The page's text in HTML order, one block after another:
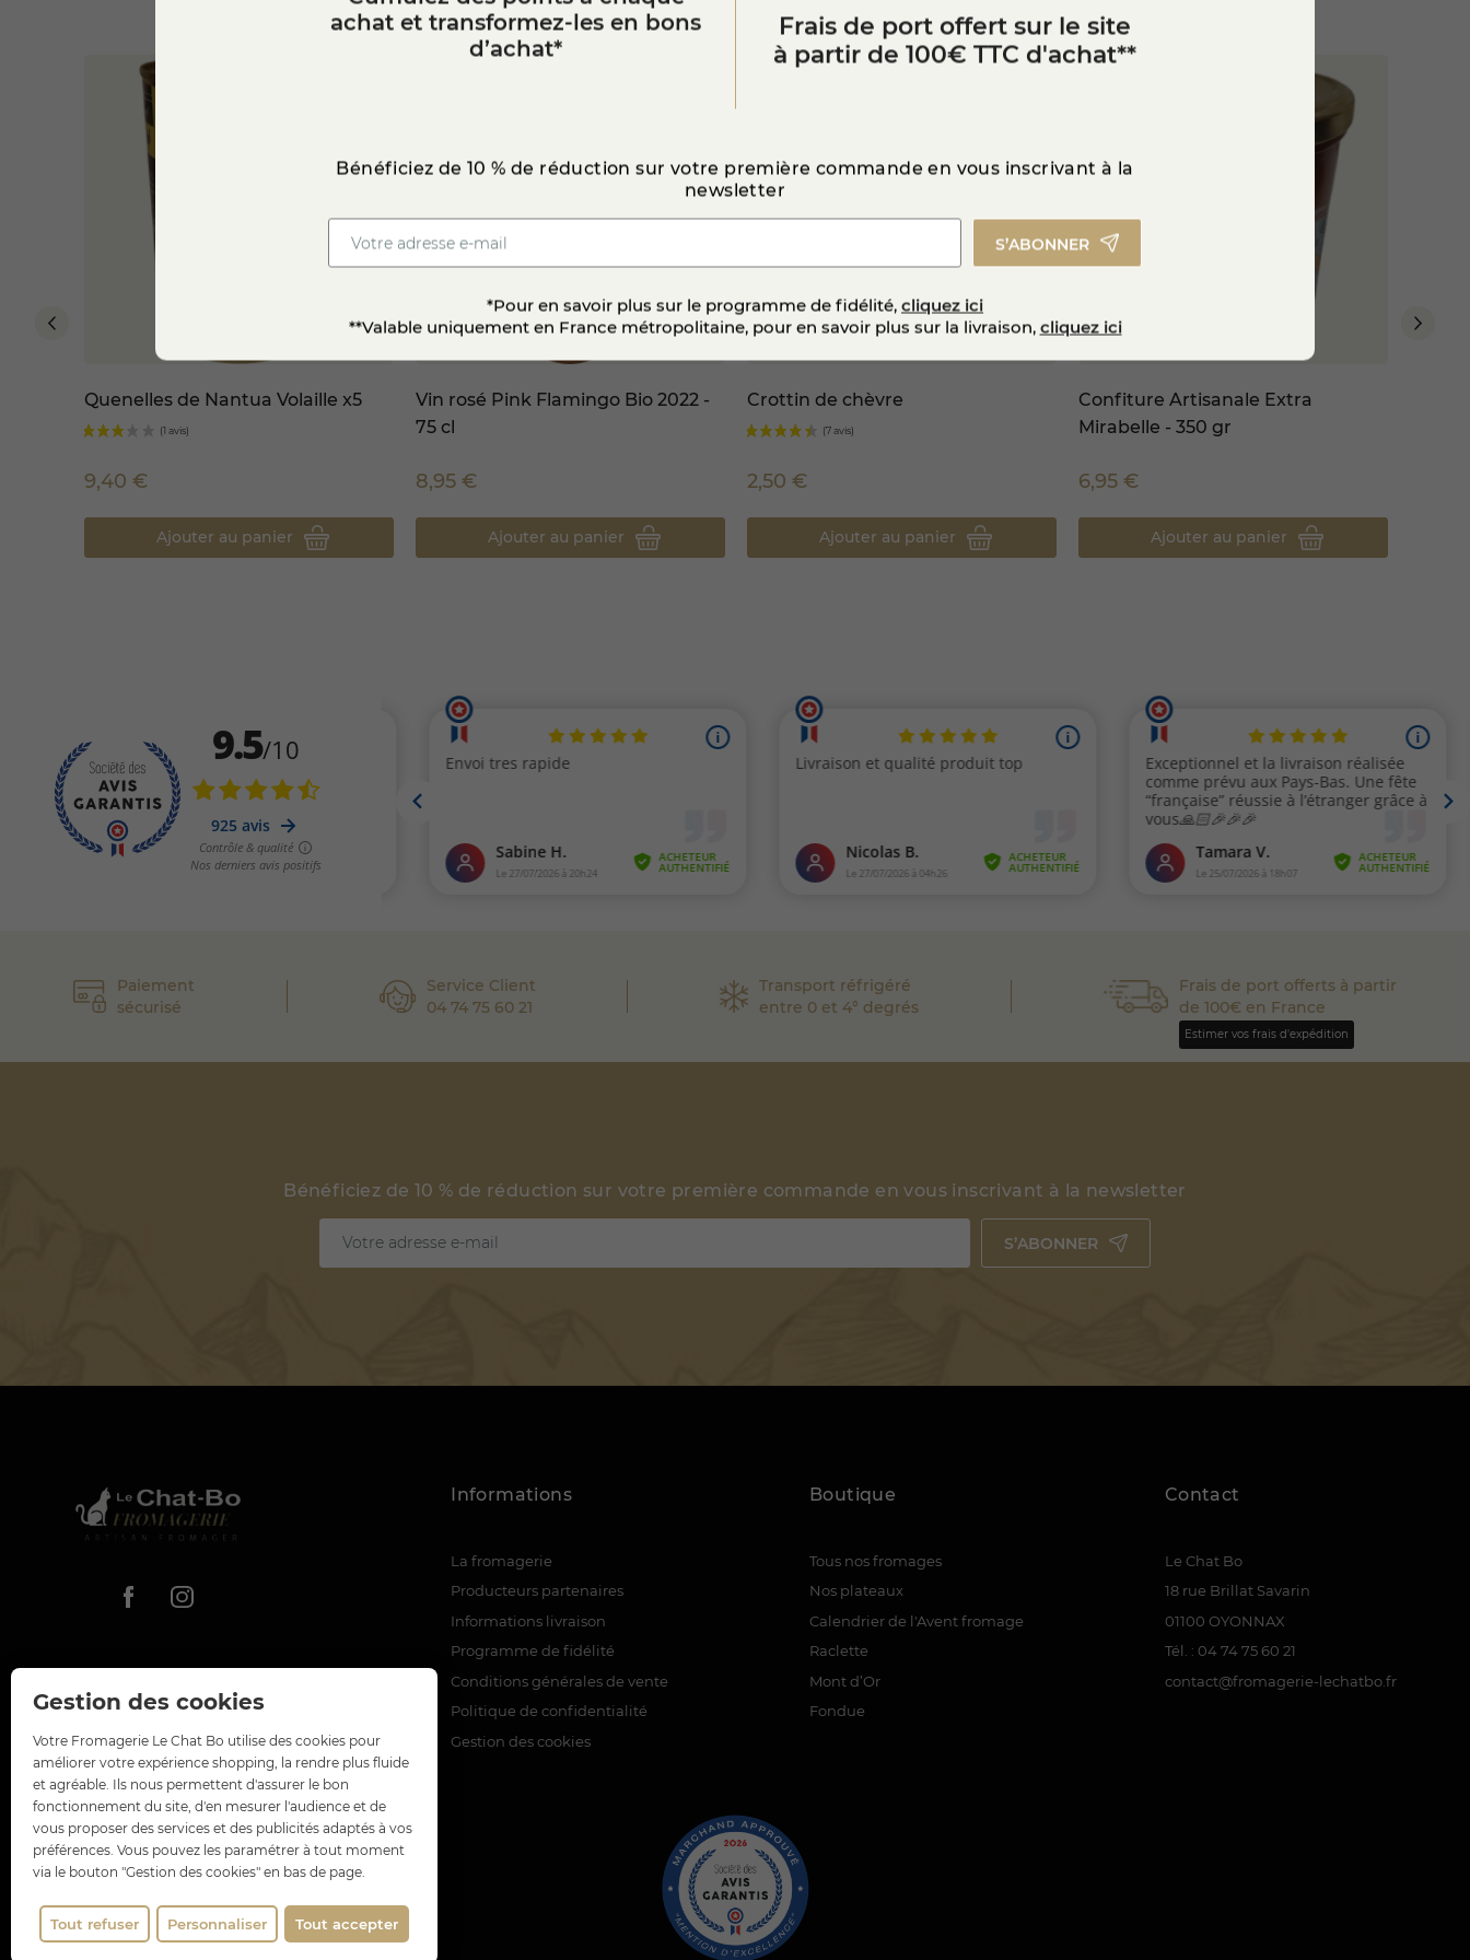
Gestion des cookies
Votre Fromagerie Le Chat Bo utilise des cookies pour
améliorer votre expérience shopping, la rendre plus fluide
et agréable. Ils nous permettent d'assurer le bon
fonctionnement du site, d'en mesurer l'audience et de
vous proposer des services et des publicités adaptés à vos
préférences. Vous pouvez les paramétrer à tout moment
via le bouton "Gestion des cookies" en bas de page.
Tout accepter
Tout refuser Personnaliser
Quenelles de Nantua Volaille x5
9,40 €
Ajouter au panier
Vin rosé Pink Flamingo Bio 2022 -
75 cl
8,95 €
Ajouter au panier
Crottin de chèvre
2,50 €
Ajouter au panier
Confiture Artisanale Extra
Mirabelle - 350 gr
6,95 €
Ajouter au panier
Paiement
sécurisé
Service Client
04 74 75 60 21
Transport réfrigéré
entre 0 et 4° degrés
Frais de port offerts à partir
de 100€ en France
Estimer vos frais d'expédition
Bénéficiez de 10 % de réduction sur votre première commande en vous inscrivant à la newsletter
S’ABONNER
Informations
La fromagerie
Producteurs partenaires
Informations livraison
Programme de fidélité
Conditions générales de vente
Politique de confidentialité
Gestion des cookies
Boutique
Tous nos fromages
Nos plateaux
Calendrier de l'Avent fromage
Raclette
Mont d’Or
Fondue
Contact
Le Chat Bo
18 rue Brillat Savarin
01100 OYONNAX
Tél. : 04 74 75 60 21
contact@fromagerie-lechatbo.fr
achat et transformez-les en bons
d’achat*
Frais de port offert sur le site
à partir de 100€ TTC d'achat**
Bénéficiez de 10 % de réduction sur votre première commande en vous inscrivant à la
newsletter
S’ABONNER
*Pour en savoir plus sur le programme de fidélité, cliquez ici
**Valable uniquement en France métropolitaine, pour en savoir plus sur la livraison, cliquez ici